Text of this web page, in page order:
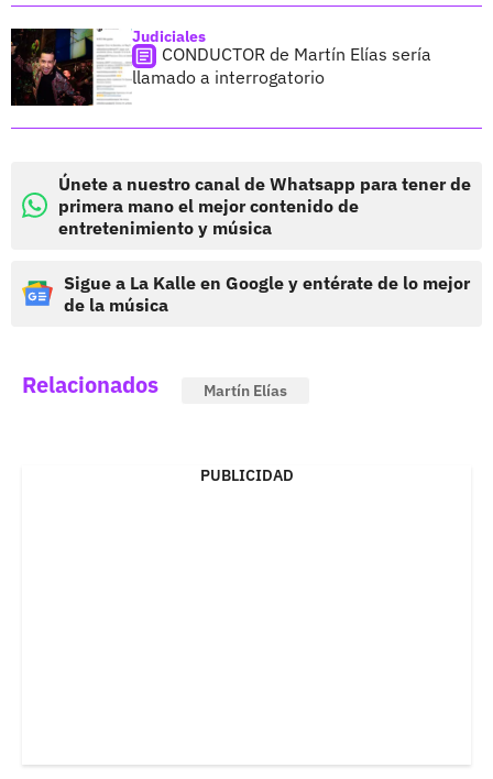
Judiciales
CONDUCTOR de Martín Elías sería
llamado a interrogatorio
Únete a nuestro canal de Whatsapp para tener de
primera mano el mejor contenido de
entretenimiento y música
Sigue a La Kalle en Google y entérate de lo mejor
de la música
Relacionados Martín Elías
PUBLICIDAD